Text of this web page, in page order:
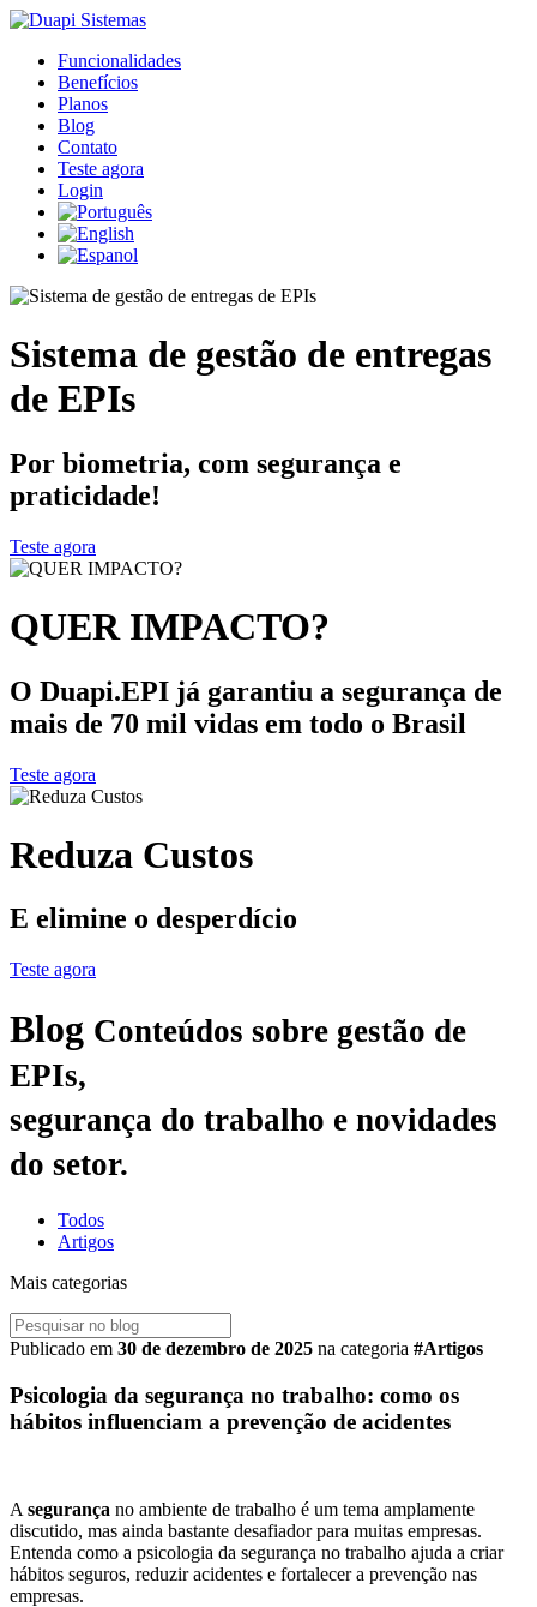
Funcionalidades
Benefícios
Planos
Blog
Contato
Teste agora
Login
Sistema de gestão de entregas
de EPIs
Por biometria, com segurança e
praticidade!
Teste agora
QUER IMPACTO?
O Duapi.EPI já garantiu a segurança de
mais de 70 mil vidas em todo o Brasil
Teste agora
Reduza Custos
E elimine o desperdício
Teste agora
Blog Conteúdos sobre gestão de
EPIs,
segurança do trabalho e novidades
do setor.
Todos
Artigos
Mais categorias
Publicado em 30 de dezembro de 2025 na categoria #Artigos
Psicologia da segurança no trabalho: como os
hábitos influenciam a prevenção de acidentes
A segurança no ambiente de trabalho é um tema amplamente
discutido, mas ainda bastante desafiador para muitas empresas.
Entenda como a psicologia da segurança no trabalho ajuda a criar
hábitos seguros, reduzir acidentes e fortalecer a prevenção nas
empresas.